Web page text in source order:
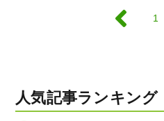
1
人気記事ランキング